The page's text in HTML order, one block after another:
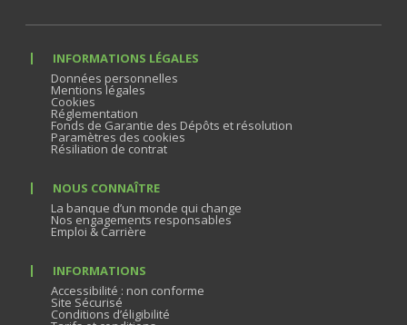
INFORMATIONS LÉGALES
Données personnelles
Mentions légales
Cookies
Réglementation
Fonds de Garantie des Dépôts et résolution
Paramètres des cookies
Résiliation de contrat
NOUS CONNAÎTRE
La banque d’un monde qui change
Nos engagements responsables
Emploi & Carrière
INFORMATIONS
Accessibilité : non conforme
Site Sécurisé
Conditions d’éligibilité